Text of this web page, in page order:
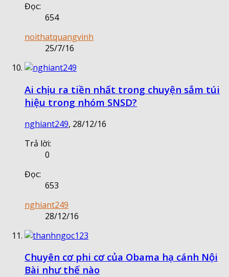
Đọc:
654
noithatquangvinh
25/7/16
Ai chịu ra tiền nhất trong chuyện sắm túi
hiệu trong nhóm SNSD?
nghiant249, 28/12/16
Trả lời:
0
Đọc:
653
nghiant249
28/12/16
Chuyên cơ phi cơ của Obama hạ cánh Nội
Bài như thế nào